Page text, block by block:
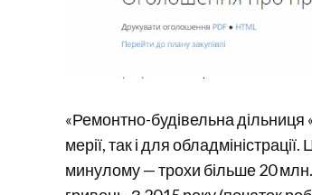
«Ремонтно-будівельна дільниця
мерії, так і для
минулому — трохи більше 20